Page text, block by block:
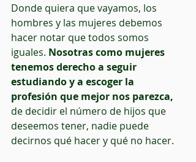
Donde quiera que vayamos, los
hombres y las mujeres debemos
hacer notar que todos somos
iguales. Nosotras como mujeres
tenemos derecho a seguir
estudiando y a escoger la
profesión que mejor nos parezca,
de decidir el número de hijos que
deseemos tener, nadie puede
decirnos qué hacer y qué no hacer.